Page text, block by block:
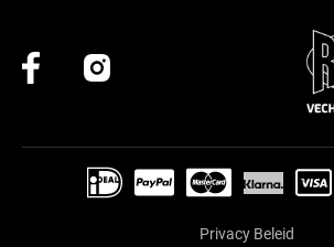
Privacy Beleid